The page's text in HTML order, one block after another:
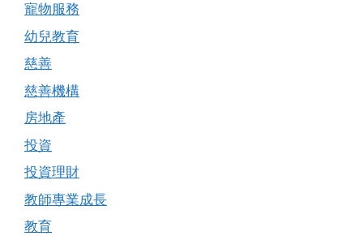
寵物服務
幼兒教育
慈善
慈善機構
房地產
投資
投資理財
教師專業成長
教育